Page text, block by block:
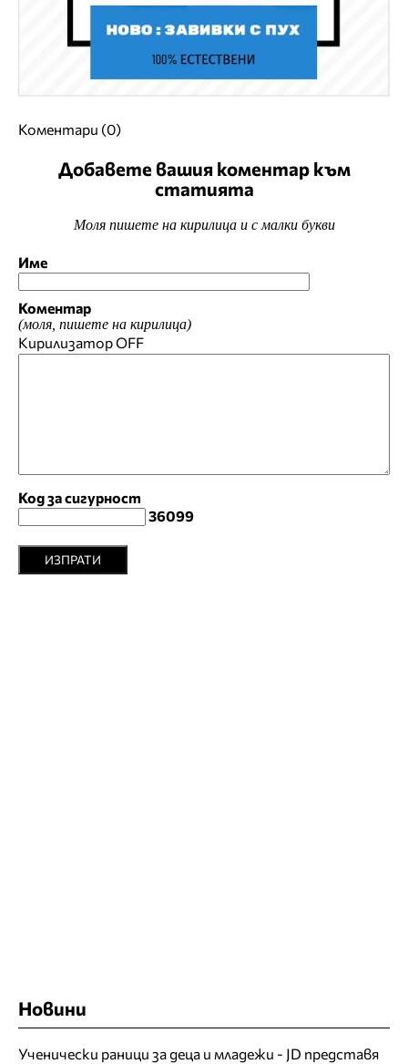
Коментари (0)
Добавете вашия коментар към
статията
Моля пишете на кирилица и с малки букви
Име
Коментар
(моля, пишете на кирилица)
КирилизаторOFF
Код за сигурност
36099
ИЗПРАТИ
Новини
Ученически раници за деца и младежи - JD представя